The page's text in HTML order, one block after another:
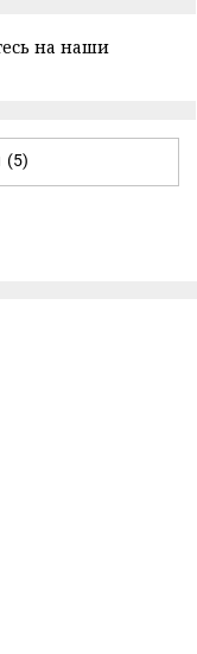
на наши
(5)